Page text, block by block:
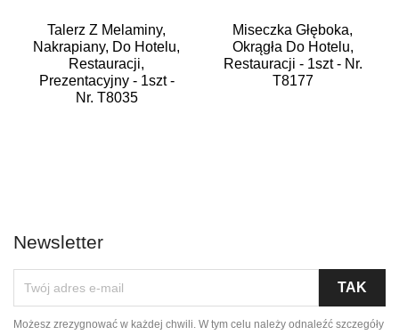
Talerz Z Melaminy,
Nakrapiany, Do Hotelu,
Restauracji,
Prezentacyjny - 1szt -
Nr. T8035
Miseczka Głęboka,
Okrągła Do Hotelu,
Restauracji - 1szt - Nr.
T8177
Newsletter
Możesz zrezygnować w każdej chwili. W tym celu należy odnaleźć szczegóły